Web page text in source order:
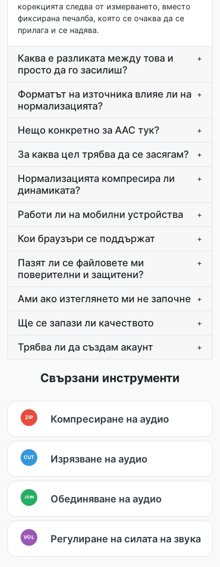
корекцията следва от измерването, вместо
фиксирана печалба, която се очаква да се
прилага и се надява.
Каква е разликата между това и
просто да го засилиш?
+
Форматът на източника влияе ли на
нормализацията?
+
Нещо конкретно за ААС тук? +
За каква цел трябва да се засягам? +
Нормализацията компресира ли
динамиката?
+
Работи ли на мобилни устройства +
Кои браузъри се поддържат +
Пазят ли се файловете ми
поверителни и защитени?
+
Ами ако изтеглянето ми не започне +
Ще се запази ли качеството +
Трябва ли да създам акаунт +
Свързани инструменти
ZIP Компресиране на аудио
CUT Изрязване на аудио
JOIN Обединяване на аудио
VOL Регулиране на силата на звука